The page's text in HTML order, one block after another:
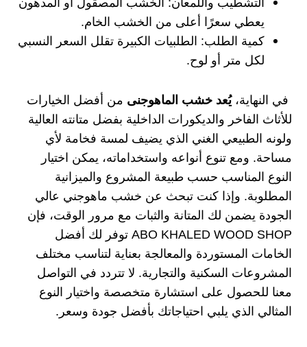
التشطيب واللمعان: الخشب المصقول أو المدهون
يعطي سعرًا أعلى من الخشب الخام.
كمية الطلب: الطلبيات الكبيرة تقلل السعر النسبي
لكل متر أو لوح.
في النهاية، يُعد خشب الماهوجنى من أفضل الخيارات
للأثاث الفاخر والديكورات الداخلية بفضل متانته العالية
ولونه الطبيعي الغني الذي يضيف لمسة فخامة لأي
مساحة. ومع تنوع أنواعه واستخداماته، يمكن اختيار
النوع المناسب حسب طبيعة المشروع والميزانية
المطلوبة. وإذا كنت تبحث عن خشب ماهوجني عالي
الجودة يضمن لك المتانة والثبات مع مرور الوقت، فإن
ABO KHALED WOOD SHOP توفر لك أفضل
الخامات المستوردة والمعالجة بعناية لتناسب مختلف
المشروعات السكنية والتجارية. لا تتردد في التواصل
معنا للحصول على استشارة متخصصة واختيار النوع
المثالي الذي يلبي احتياجاتك بأفضل جودة وسعر.